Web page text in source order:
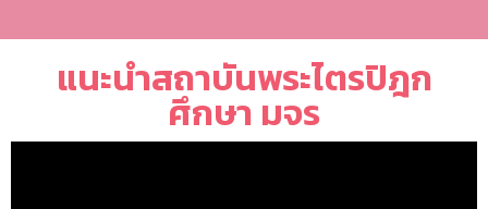
แนะนำสถาบันพระไตรปิฎก
ศึกษา มจร